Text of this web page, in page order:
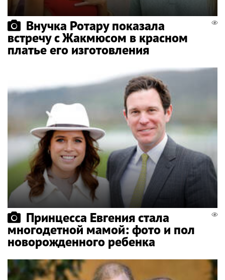
Внучка Ротару показала
встречу с Жакмюсом в красном
платье его изготовления
Принцесса Евгения стала
многодетной мамой: фото и пол
новорожденного ребенка